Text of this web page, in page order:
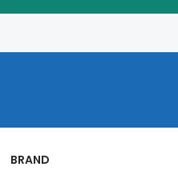
BRAND